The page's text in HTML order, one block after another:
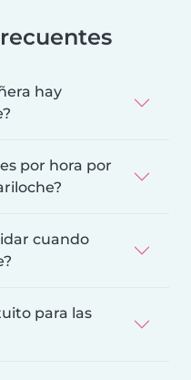
hay
por hora por
cuando
para las